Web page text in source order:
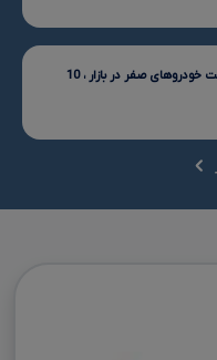
تحلیل تثبیت قیمت خودروهای صفر در بازار ، 10